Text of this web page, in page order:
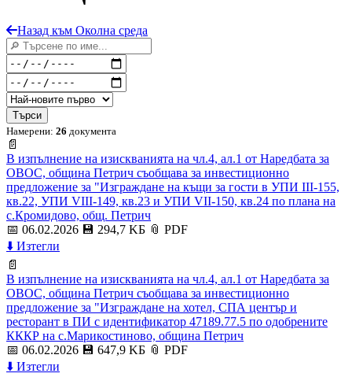
Назад към Околна среда
Търси
Намерени: 26 документа
📄
В изпълнение на изискванията на чл.4, ал.1 от Наредбата за
ОВОС, община Петрич съобщава за инвестиционно
предложение за "Изграждане на къщи за гости в УПИ III-155,
кв.22, УПИ VIII-149, кв.23 и УПИ VII-150, кв.24 по плана на
с.Кромидово, общ. Петрич
📅 06.02.2026 💾 294,7 KБ 📎 PDF
⬇️ Изтегли
📄
В изпълнение на изискванията на чл.4, ал.1 от Наредбата за
ОВОС, община Петрич съобщава за инвестиционно
предложение за "Изграждане на хотел, СПА център и
ресторант в ПИ с идентификатор 47189.77.5 по одобрените
КККР на с.Марикостиново, община Петрич
📅 06.02.2026 💾 647,9 KБ 📎 PDF
⬇️ Изтегли